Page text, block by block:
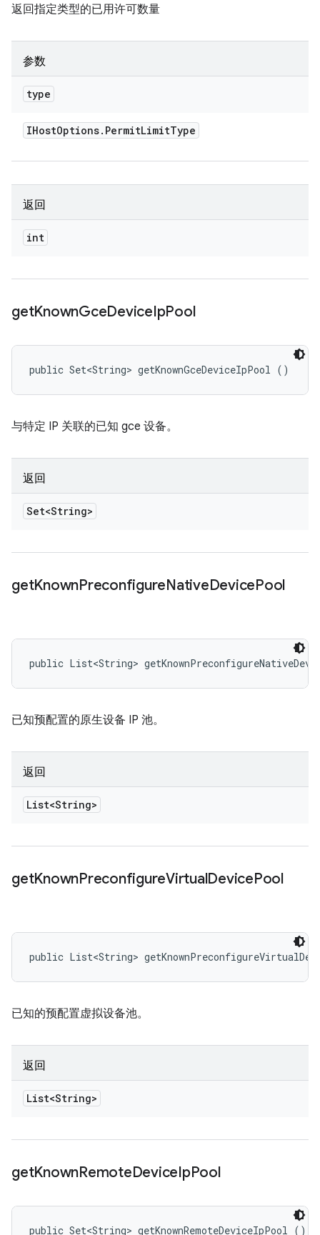
返回指定类型的已用许可数量
参数
type
IHostOptions. PermitLimitType
返回
int
getKnownGceDeviceIpPool
public Set<String> getKnownGceDeviceIpPool ()
与特定 IP 关联的已知 gce 设备。
返回
Set<String>
getKnownPreconfigureNativeDevicePool
public List<String>
已知预配置的原生设备 IP 池。
返回
List<String>
getKnownPreconfigureVirtualDevicePool
public List<String>
已知的预配置虚拟设备池。
返回
List<String>
getKnownRemoteDeviceIpPool
public Set<String> getKnownRemoteDeviceIpPool ()